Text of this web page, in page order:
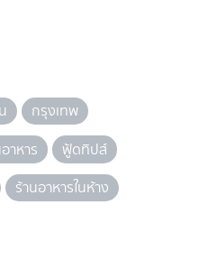
กรุงเทพ
าหาร
ฟู้ดทิปส์
ร้านอาหารในห้าง